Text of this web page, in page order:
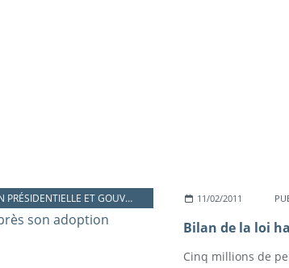
ACTION PRÉSIDENTIELLE ET GOUVERNEMENTALE 11/02/2011
Cinq millions de